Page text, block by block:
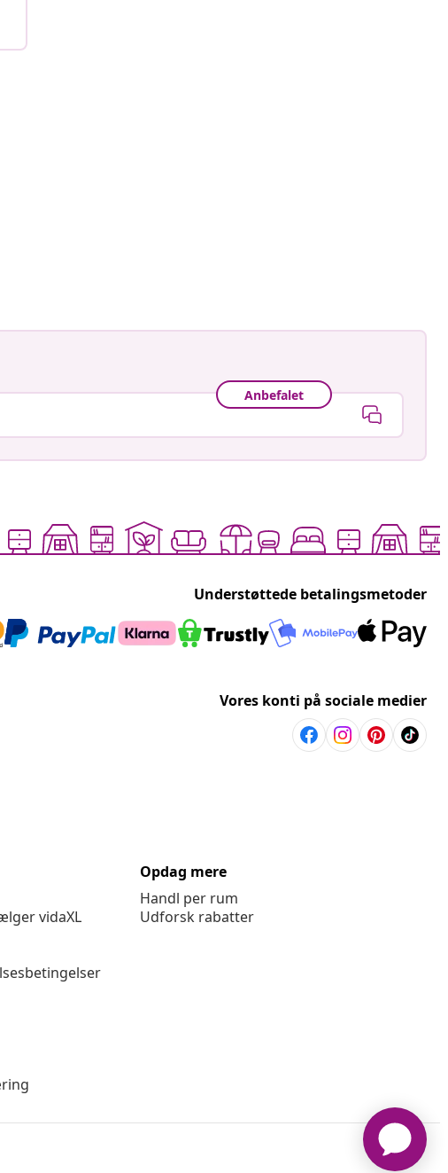
Anbefalet
Understøttede betalingsmetoder
Vores konti på sociale medier
vidaXL
Opdag mere
Handl per rum
Udforsk rabatter